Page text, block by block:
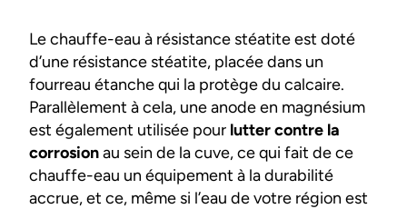
Le chauffe-eau à résistance stéatite est doté
d’une résistance stéatite, placée dans un
fourreau étanche qui la protège du calcaire.
Parallèlement à cela, une anode en magnésium
est également utilisée pour lutter contre la
corrosionau sein de la cuve, ce qui fait de ce
chauffe-eau un équipement à la durabilité
accrue, et ce, même si l’eau de votre région est